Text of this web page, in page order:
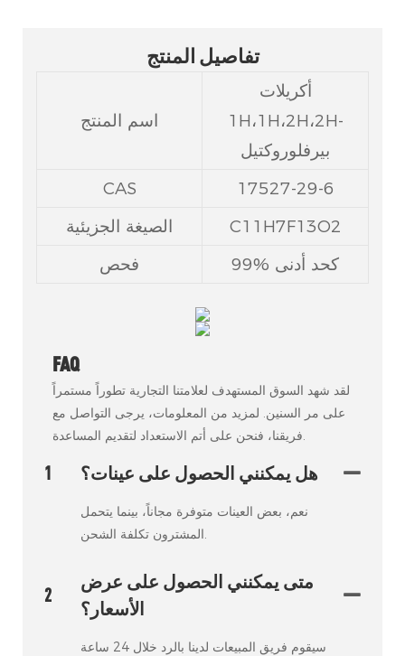
تفاصيل المنتج
اسم المنتج
أكريلات
1H،1H،2H،2H-
بيرفلوروكتيل
CAS
17527-29-6
الصيغة الجزيئية
C11H7F13O2
فحص
99% كحد أدنى
FAQ
لقد شهد السوق المستهدف لعلامتنا التجارية تطوراً مستمراً
على مر السنين. لمزيد من المعلومات، يرجى التواصل مع
فريقنا، فنحن على أتم الاستعداد لتقديم المساعدة.
1 هل يمكنني الحصول على عينات؟
نعم، بعض العينات متوفرة مجاناً، بينما يتحمل
المشترون تكلفة الشحن.
2
متى يمكنني الحصول على عرض
الأسعار؟
سيقوم فريق المبيعات لدينا بالرد خلال 24 ساعة